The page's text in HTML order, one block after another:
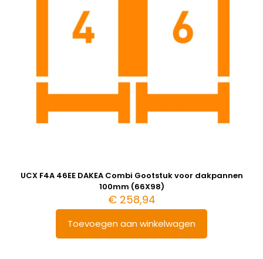
UCX F4A 46EE DAKEA Combi Gootstuk voor dakpannen
100mm (66X98)
€258,94
Toevoegen aan winkelwagen